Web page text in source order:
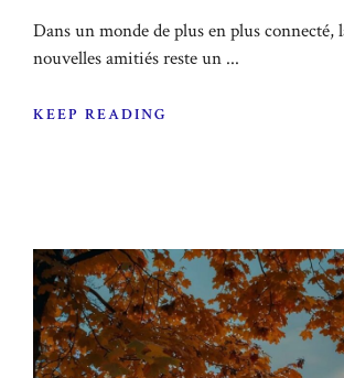
Dans un monde de plus en plus connecté,
nouvelles amitiés reste un ...
KEEP READING